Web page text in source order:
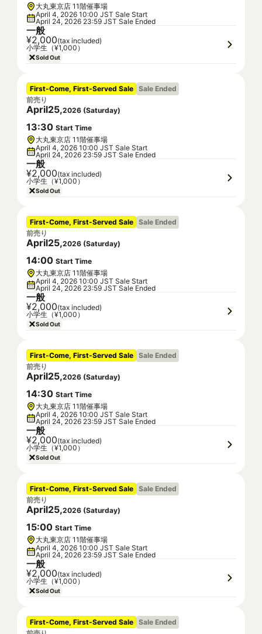
大丸東京店 11階催事場
April 4, 2026 10:00 JST Sale Start
April 24, 2026 23:59 JST Sale Ended
一般
¥2,000(tax included)
小学生（¥1,000）
Sold Out
First-Come, First-Served Sale Sale Ended
前売り
April25,2026 (Saturday)
13:30 Start Time
大丸東京店 11階催事場
April 4, 2026 10:00 JST Sale Start
April 24, 2026 23:59 JST Sale Ended
一般
¥2,000(tax included)
小学生（¥1,000）
Sold Out
First-Come, First-Served Sale Sale Ended
前売り
April25,2026 (Saturday)
14:00 Start Time
大丸東京店 11階催事場
April 4, 2026 10:00 JST Sale Start
April 24, 2026 23:59 JST Sale Ended
一般
¥2,000(tax included)
小学生（¥1,000）
Sold Out
First-Come, First-Served Sale Sale Ended
前売り
April25,2026 (Saturday)
14:30 Start Time
大丸東京店 11階催事場
April 4, 2026 10:00 JST Sale Start
April 24, 2026 23:59 JST Sale Ended
一般
¥2,000(tax included)
小学生（¥1,000）
Sold Out
First-Come, First-Served Sale Sale Ended
前売り
April25,2026 (Saturday)
15:00 Start Time
大丸東京店 11階催事場
April 4, 2026 10:00 JST Sale Start
April 24, 2026 23:59 JST Sale Ended
一般
¥2,000(tax included)
小学生（¥1,000）
Sold Out
First-Come, First-Served Sale Sale Ended